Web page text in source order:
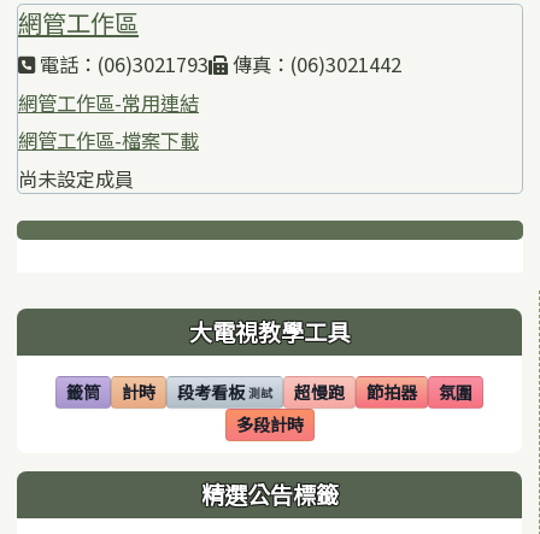
網管工作區
電話：(06)3021793
傳真：(06)3021442
網管工作區-常用連結
網管工作區-檔案下載
尚未設定成員
下中區域內容
左邊區域內容 大電視教學工具
籤筒
(另開視窗)
計時
(另開視窗)段考看板 測試
(另開視窗) 超慢跑
(另開視窗)節拍器
(另開視窗)氛圍
(另開視窗)
多段計時
(另開視窗)
精選公告標籤